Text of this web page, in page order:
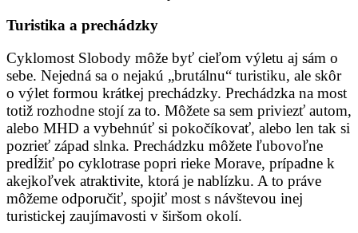
Turistika a prechádzky
Cyklomost Slobody môže byť cieľom výletu aj sám o
sebe. Nejedná sa o nejakú „brutálnu“ turistiku, ale skôr
o výlet formou krátkej prechádzky. Prechádzka na most
totiž rozhodne stojí za to. Môžete sa sem priviezť autom,
alebo MHD a vybehnúť si pokočíkovať, alebo len tak si
pozrieť západ slnka. Prechádzku môžete ľubovoľne
predĺžiť po cyklotrase popri rieke Morave, prípadne k
akejkoľvek atraktivite, ktorá je nablízku. A to práve
môžeme odporučiť, spojiť most s návštevou inej
turistickej zaujímavosti v širšom okolí.